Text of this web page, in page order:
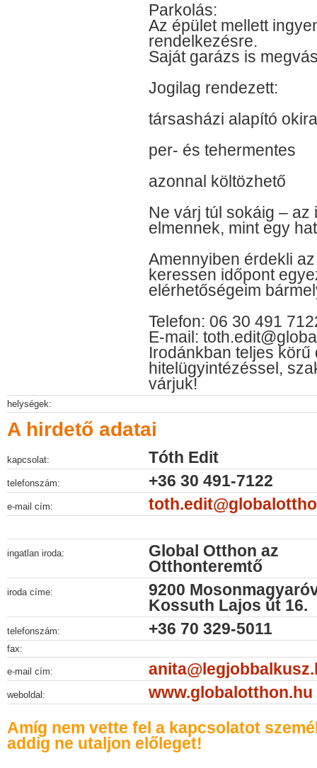
Parkolás:
Az épület mellett
rendelkezésre.
Saját garázs is
Jogilag rendezett:
társasházi alapító
per- és tehermentes
azonnal költözhető
Ne várj túl sokáig –
elmennek, mint egy
Amennyiben érdekli
keressen időpont
elérhetőségeim
Telefon: 06 30 491
E-mail:
Irodánkban teljes körű
hitelügyintézéssel,
várjuk!
helységek:
A hirdető adatai
kapcsolat: Tóth Edit
telefonszám: +36 30 491-7122
e-mail cím:
ingatlan iroda:
Global Otthon az
Otthonteremtő
iroda címe:
9200
Kossuth Lajos út 16.
telefonszám: +36 70 329-5011
fax:
e-mail cím:
weboldal:
www.globalotthon.hu
Amíg nem vette fel a kapcsolatot
addig ne utaljon előleget!